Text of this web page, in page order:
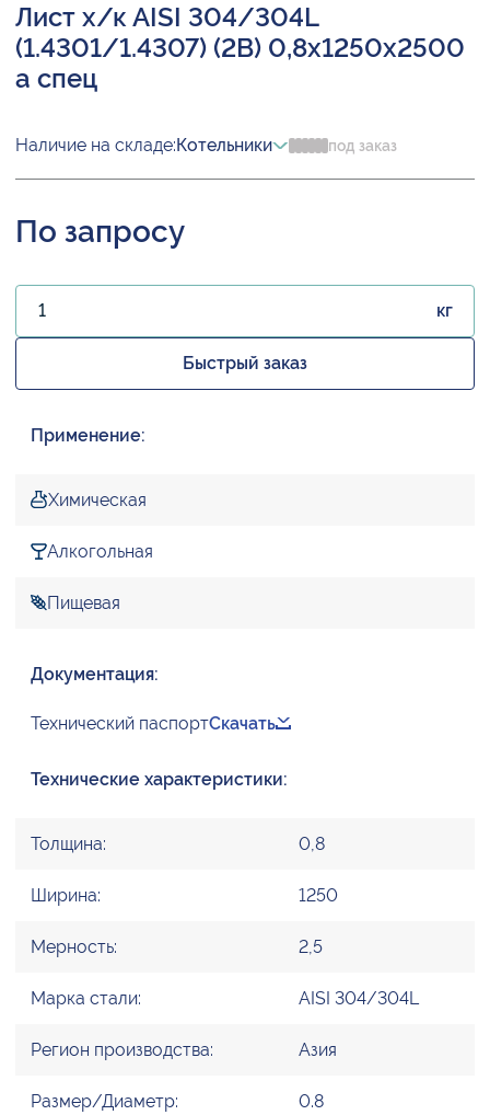
Лист х/к AISI 304/304L
(1.4301/1.4307) (2B) 0,8х1250х2500
а спец
Наличие на складе:Котельники под заказ
По запросу
кг
Быстрый заказ
Применение:
Химическая
Алкогольная
Пищевая
Документация:
Технический паспортСкачать
Технические характеристики:
Толщина: 0,8
Ширина: 1250
Мерность: 2,5
Марка стали: AISI 304/304L
Регион производства: Азия
Размер/Диаметр: 0.8